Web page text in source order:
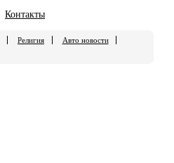
Контакты
Религия
Авто новости